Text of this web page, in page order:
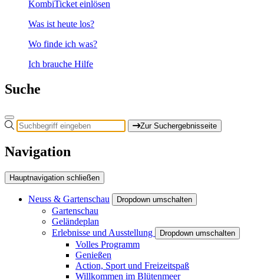
KombiTicket einlösen
Was ist heute los?
Wo finde ich was?
Ich brauche Hilfe
Suche
Zur Suchergebnisseite
Navigation
Hauptnavigation schließen
Neuss & Gartenschau Dropdown umschalten
Gartenschau
Geländeplan
Erlebnisse und Ausstellung
Dropdown umschalten
Volles Programm
Genießen
Action, Sport und Freizeitspaß
Willkommen im Blütenmeer